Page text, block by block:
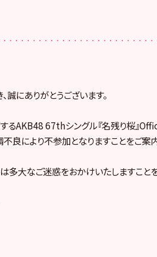
にありがとうございます。
るAKB48 67thシングル『名残り桜』
良により不参加となりますことをご案
多大なご迷惑をおかけいたしますこと